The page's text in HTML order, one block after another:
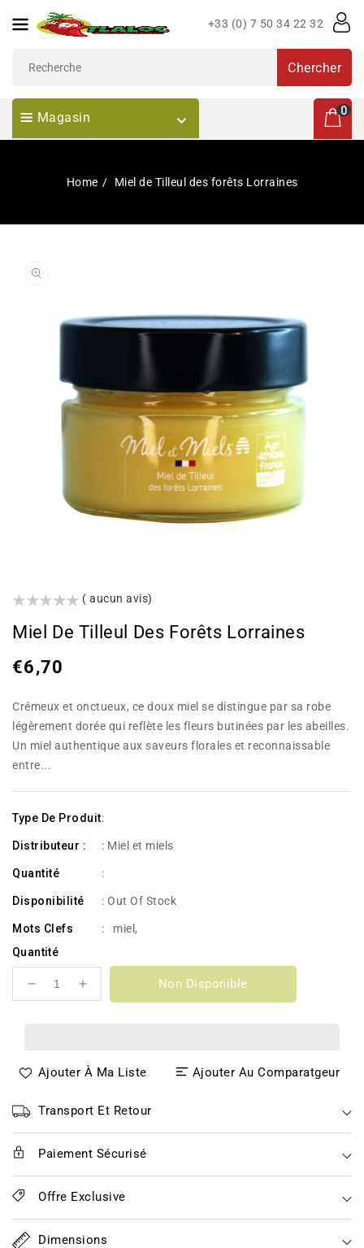
Au
+33 (0) 7 50 34 22 32
Chercher
Magasin 0
0
Home Miel de Tilleul des forêts Lorraines
()
( aucun avis)
Miel De Tilleul Des Forêts Lorraines
Prix
€6,70
Crémeux et onctueux, ce doux miel se distingue par sa robe
légèrement dorée qui reflète les fleurs butinées par les abeilles.
Un miel authentique aux saveurs florales et reconnaissable
entre...
Type De Produit:
Distributeur : : Miel et miels
Quantité :
Disponibilité : Out Of Stock
Mots Clefs : miel ,
Quantité
Réduire
de
des
Augmenter
de
des
Non Disponible
Ajouter À Ma Liste Ajouter Au Comparatgeur
Transport Et Retour
Paiement Sécurisé
Offre Exclusive
Dimensions